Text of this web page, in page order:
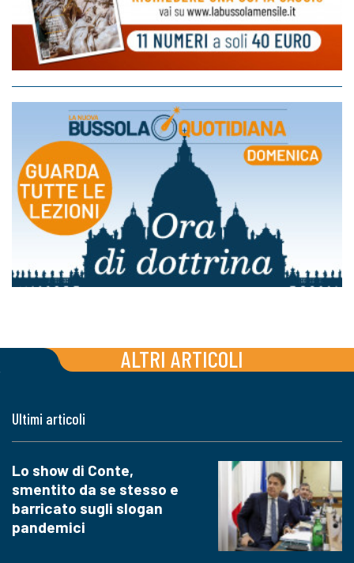
ALTRI ARTICOLI
Ultimi articoli
Lo show di Conte,
smentito da se stesso e
barricato sugli slogan
pandemici